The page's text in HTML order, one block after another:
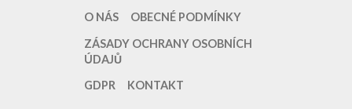
O NÁS
OBECNÉ PODMÍNKY
ZÁSADY OCHRANY OSOBNÍCH
ÚDAJŮ
GDPR
KONTAKT